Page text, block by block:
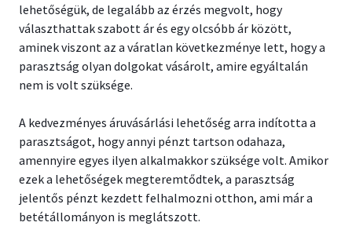
lehetőségük, de legalább az érzés megvolt, hogy
választhattak szabott ár és egy olcsóbb ár között,
aminek viszont az a váratlan következménye lett, hogy a
parasztság olyan dolgokat vásárolt, amire egyáltalán
nem is volt szüksége.
A kedvezményes áruvásárlási lehetőség arra indította a
parasztságot, hogy annyi pénzt tartson odahaza,
amennyire egyes ilyen alkalmakkor szüksége volt. Amikor
ezek a lehetőségek megteremtődtek, a parasztság
jelentős pénzt kezdett felhalmozni otthon, ami már a
betétállományon is meglátszott.